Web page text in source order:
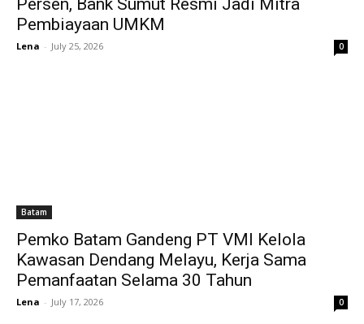
Persen, Bank Sumut Resmi Jadi Mitra
Pembiayaan UMKM
Lena - July 25, 2026 0
Batam
Pemko Batam Gandeng PT VMI Kelola
Kawasan Dendang Melayu, Kerja Sama
Pemanfaatan Selama 30 Tahun
Lena - July 17, 2026 0